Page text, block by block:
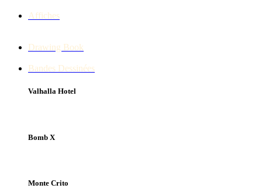
Affiches
Drawing Book
Bandes Dessinées
Valhalla Hotel
Bomb X
Monte Crito